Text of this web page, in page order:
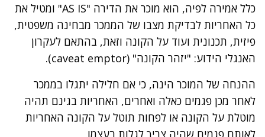
כלל אמירה לפיה, הוא מוכר את הדירה "AS IS" ומטיל את
כל האחריות לבדיקת מצבו של הממכר מבחינה משפטית,
פיזית, תכנונית ועוד על הקונה וזאת, בהתאם לעקרון
האנגלי הידוע: "יזהר הקונה" (caveat emptor).
ההנחה של המוכר הינה, כי אם חלילה יתגלו בממכר
לאחר מכן פגמים כאלה ואחרים, האחריות בגינם תהיה
מוטלת על הקונה או לפחות תוטל על הקונה האחריות
לאותם פגמים שהיה צריך לגלות בעצמו.